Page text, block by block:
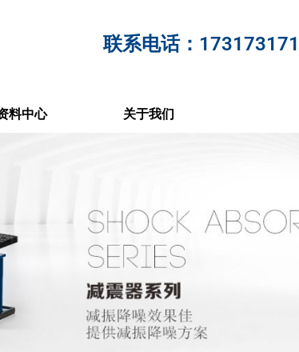
联系电话：
料中心 关于我们